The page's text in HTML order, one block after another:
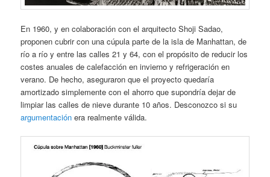
En 1960, y en colaboración con el arquitecto Shoji Sadao,
proponen cubrir con una cúpula parte de la isla de Manhattan, de
río a río y entre las calles 21 y 64, con el propósito de reducir los
costes anuales de calefacción en invierno y refrigeración en
verano. De hecho, aseguraron que el proyecto quedaría
amortizado simplemente con el ahorro que supondría dejar de
limpiar las calles de nieve durante 10 años. Desconozco si su
argumentación era realmente válida.